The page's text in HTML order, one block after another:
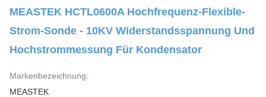
MEASTEK HCTL0600A Hochfrequenz-Flexible-
Strom-Sonde - 10KV Widerstandsspannung Und
Hochstrommessung Für Kondensator
Markenbezeichnung:
MEASTEK